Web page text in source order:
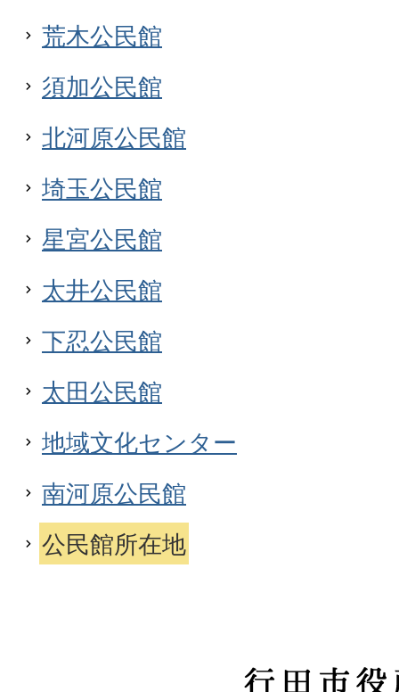
荒木公民館
須加公民館
北河原公民館
埼玉公民館
星宮公民館
太井公民館
下忍公民館
太田公民館
地域文化センター
南河原公民館
公民館所在地
行